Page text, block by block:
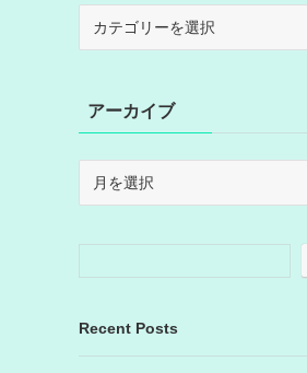
ーアーカイブ
イ
Recent Posts